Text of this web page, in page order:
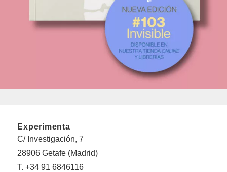
Experimenta
C/ Investigación, 7
28906 Getafe (Madrid)
T. +34 91 6846116